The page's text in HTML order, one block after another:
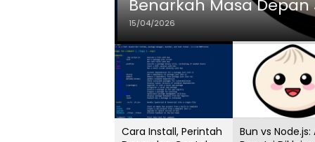
Benarkah Masa Depan
15/04/2026
Cara Install, Perintah
Bun vs Node.js: